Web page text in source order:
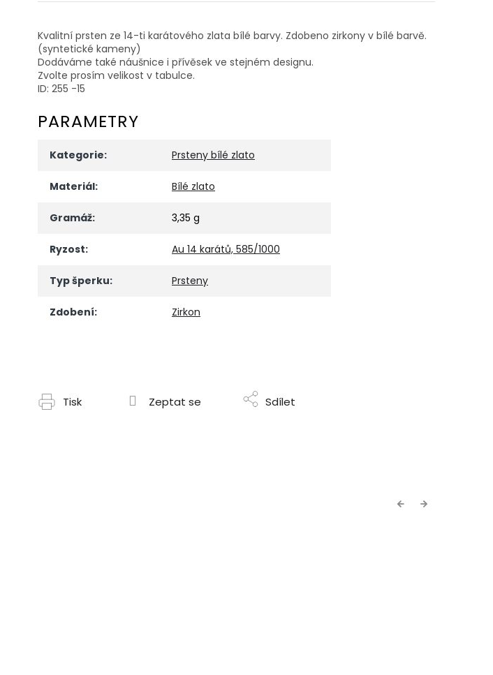
Kvalitní prsten ze 14-ti karátového zlata bílé barvy. Zdobeno zirkony v bílé barvě.
(syntetické kameny)
Dodáváme také náušnice i přívěsek ve stejném designu.
Zvolte prosím velikost v tabulce.
ID: 255 -15
PARAMETRY
Kategorie: Prsteny bílé zlato
Materiál: Bílé zlato
Gramáž: 3,35 g
Ryzost: Au 14 karátů, 585/1000
Typ šperku: Prsteny
Zdobení: Zirkon
Tisk Zeptat se Sdílet
Previous
Next